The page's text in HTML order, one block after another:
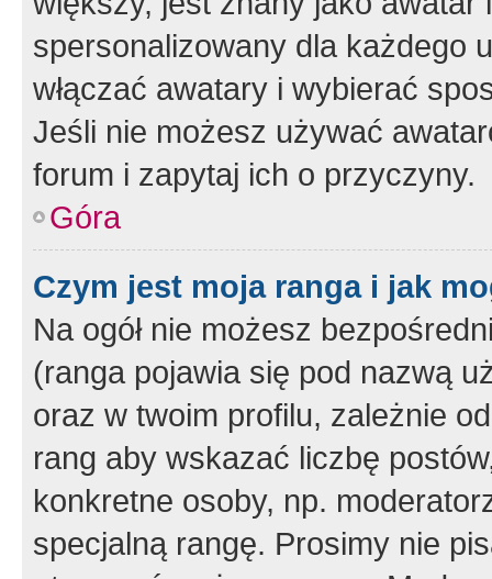
spersonalizowany dla każdego
włączać awatary i wybierać
Jeśli nie możesz używać
forum i zapytaj ich o przyczyny.
Góra
Czym jest moja ranga i jak
Na ogół nie możesz
(ranga pojawia się pod nazwą
oraz w twoim profilu, zależnie
rang aby wskazać liczbę
konkretne osoby, np.
specjalną rangę. Prosimy nie